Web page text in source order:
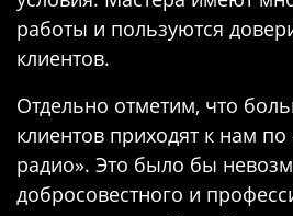
работы и пользуются
клиентов.
Отдельно отметим, что
клиентов приходят к нам
радио». Это было бы
добросовестного и